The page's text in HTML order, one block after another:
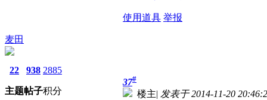
使用道具 举报
麦田
22
主题
938
帖子
2885
积分
37#
楼主| 发表于 2014-11-20